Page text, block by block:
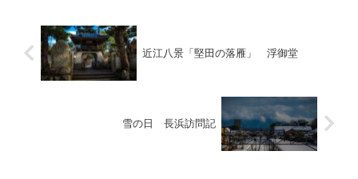
近江八景「堅田の落雁」 浮御堂
雪の日 長浜訪問記